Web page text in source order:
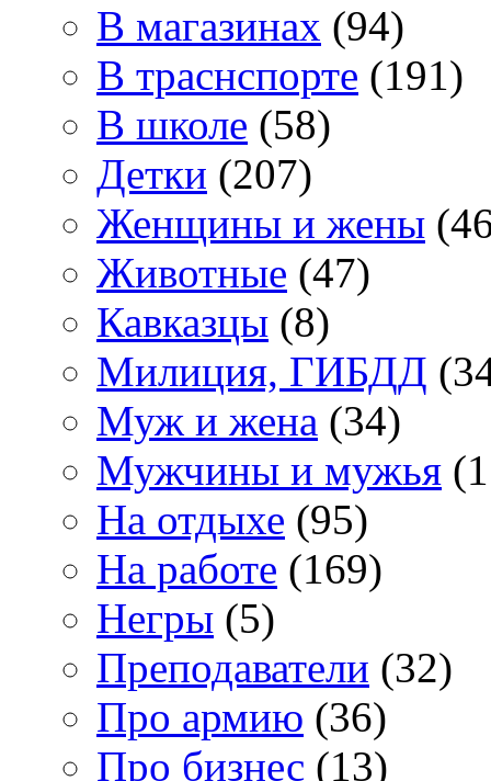
В магазинах (94)
В траснспорте (191)
В школе (58)
Детки (207)
Женщины и жены
Животные (47)
Кавказцы (8)
Милиция, ГИБДД
Муж и жена (34)
Мужчины и мужья
На отдыхе (95)
На работе (169)
Негры (5)
Преподаватели (32)
Про армию (36)
Про бизнес (13)